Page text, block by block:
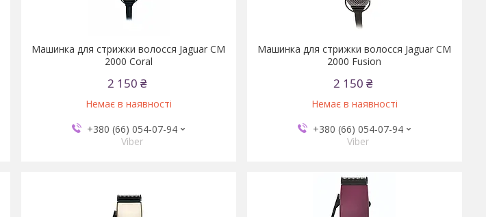
Машинка для стрижки волосся Jaguar CM
2000 Coral
2 150 ₴
Немає в наявності
+380 (66) 054-07-94
Viber
Машинка для стрижки волосся Jaguar CM
2000 Fusion
2 150 ₴
Немає в наявності
+380 (66) 054-07-94
Viber